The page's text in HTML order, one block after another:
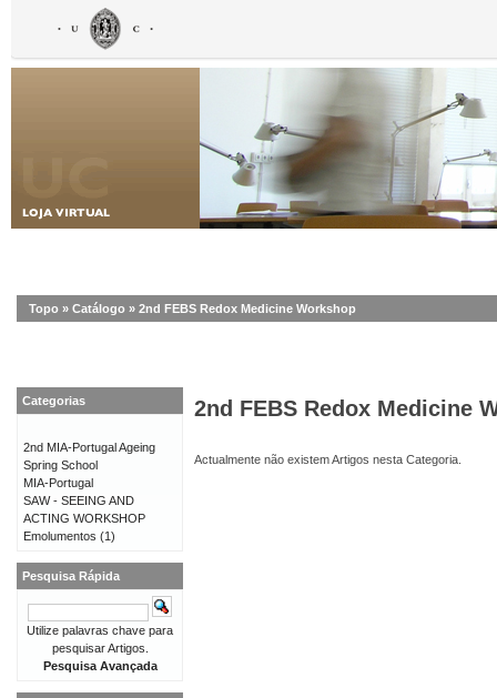
Topo » Catálogo » 2nd FEBS Redox Medicine Workshop
2nd FEBS Redox Medicine
Actualmente não existem Artigos nesta Categoria.
Categorias
2nd MIA-Portugal Ageing
Spring School
MIA-Portugal
SAW - SEEING AND
ACTING WORKSHOP
Emolumentos (1)
Pesquisa Rápida
Utilize palavras chave para
pesquisar Artigos.
Pesquisa Avançada